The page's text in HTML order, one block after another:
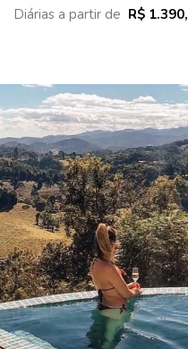
Diárias a partir de R$